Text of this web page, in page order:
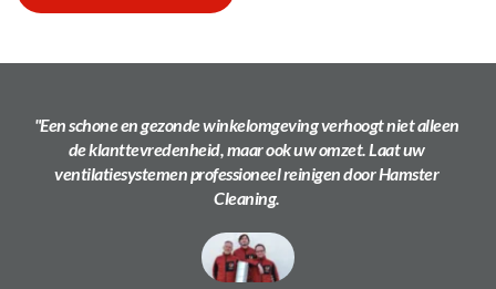
"Een schone en gezonde winkelomgeving verhoogt niet alleen
de klanttevredenheid, maar ook uw omzet. Laat uw
ventilatiesystemen professioneel reinigen door Hamster
Cleaning.